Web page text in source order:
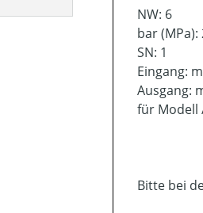
NW: 6
bar (MPa):
SN: 1
Eingang:
Ausgang:
für Modell
Bitte bei